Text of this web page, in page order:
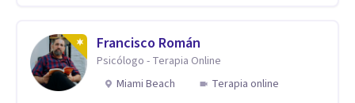
Francisco Román
Psicólogo - Terapia Online
Miami Beach
Terapia online